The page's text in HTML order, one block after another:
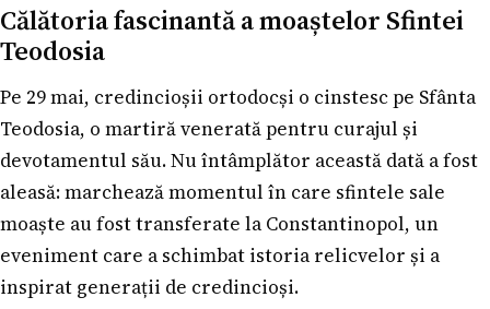
Călătoria fascinantă a moaștelor Sfintei
Teodosia
Pe 29 mai, credincioșii ortodocși o cinstesc pe Sfânta
Teodosia, o martiră venerată pentru curajul și
devotamentul său. Nu întâmplător această dată a fost
aleasă: marchează momentul în care sfintele sale
moaște au fost transferate la Constantinopol, un
eveniment care a schimbat istoria relicvelor și a
inspirat generații de credincioși.